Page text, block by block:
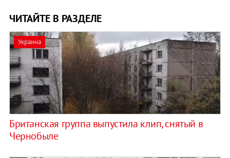
ЧИТАЙТЕ В РАЗДЕЛЕ
Украина
Британская группа выпустила клип, снятый в
Чернобыле